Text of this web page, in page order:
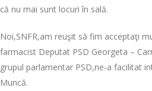
că nu mai sunt locuri în sală.
Noi,SNFR,am reuşit să fim acceptaţi
farmacist Deputat PSD Georgeta –
grupul parlamentar PSD,ne-a facilitat
Muncă.